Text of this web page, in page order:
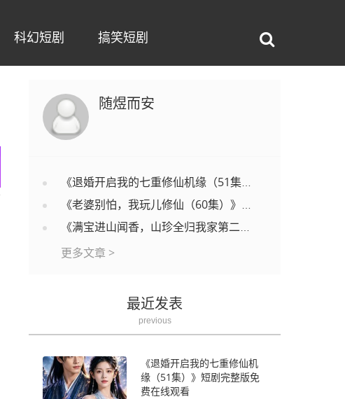
科幻短剧 搞笑短剧
随煜而安
《退婚开启我的七重修仙机缘（51集）》短剧完整版免费在线观看
《老婆别怕，我玩儿修仙（60集）》热门短剧在线流畅播放
《满宝进山闻香，山珍全归我家第二季（73集）》精彩短剧免费在线看
更多文章 >
最近发表
previous
《退婚开启我的七重修仙机
缘（51集）》短剧完整版免
费在线观看